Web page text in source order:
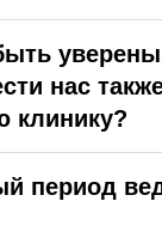
нас
клинику?
период